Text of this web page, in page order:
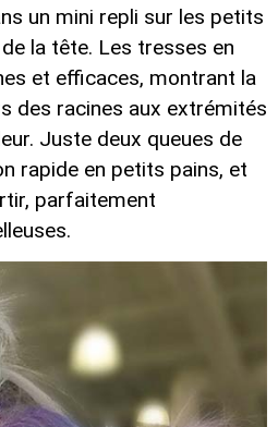
un mini repli sur les petits
la tête. Les tresses en
et efficaces, montrant la
des racines aux extrémités
Juste deux queues de
rapide en petits pains, et
parfaitement